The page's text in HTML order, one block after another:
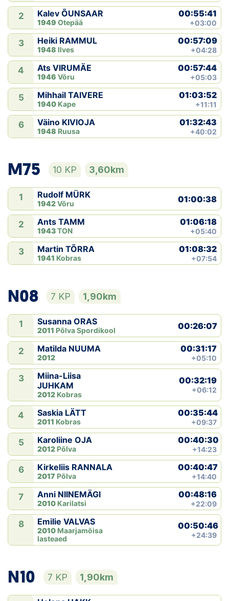
2 Kalev ÕUNSAAR
1949 Otepää
00:55:41
+03:00
3 Heiki RAMMUL
1948 Ilves
00:57:09
+04:28
4 Ats VIRUMÄE
1946 Võru
00:57:44
+05:03
5 Mihhail TAIVERE
1940 Kape
01:03:52
+11:11
6 Väino KIVIOJA
1948 Ruusa
01:32:43
+40:02
M75 10 KP 3,60km
1 Rudolf MÜRK
1942Võru 01:00:38
2 Ants TAMM
1943TON
01:06:18
+05:40
3 Martin TÕRRA
1941 Kobras
01:08:32
+07:54
N08 7 KP 1,90km
1 Susanna ORAS
2011 Põlva Spordikool 00:26:07
2 Matilda NUUMA
2012
00:31:17
+05:10
3
Miina-Liisa
JUHKAM
2012 Kobras
00:32:19
+06:12
4 Saskia LÄTT
2011 Kobras
00:35:44
+09:37
5 Karoliine OJA
2012 Põlva
00:40:30
+14:23
6 Kirkeliis RANNALA
2017 Põlva
00:40:47
+14:40
7 Anni NIINEMÄGI
2010 Karilatsi
00:48:16
+22:09
8 Emilie VALVAS
2010 Maarjamõisa
lasteaed
00:50:46
+24:39
N10 7 KP 1,90km